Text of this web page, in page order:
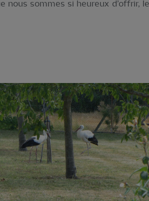
nous sommes si heureux d’offrir,